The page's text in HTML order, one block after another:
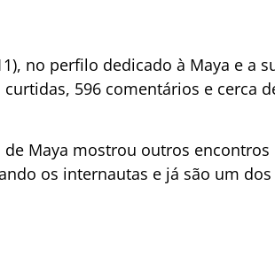
no perfilo dedicado à Maya e a
596 comentários e cerca
Maya mostrou outros
os internautas e já são um